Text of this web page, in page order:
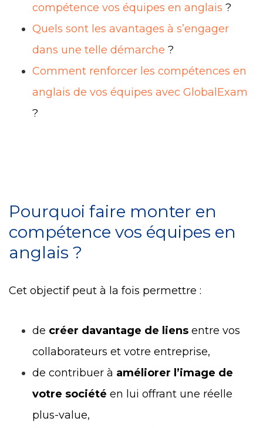
compétence vos équipes en anglais ?
Quels sont les avantages à s’engager
dans une telle démarche ?
Comment renforcer les compétences en
anglais de vos équipes avec GlobalExam
?
Pourquoi faire monter en
compétence vos équipes en
anglais ?
Cet objectif peut à la fois permettre :
de créer davantage de liens entre vos
collaborateurs et votre entreprise,
de contribuer à améliorer l’image de
votre société en lui offrant une réelle
plus-value,